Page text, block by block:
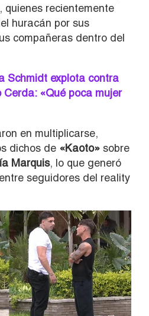
, quienes recientemente
huracán por sus
compañeras dentro del
Schmidt explota contra
«Qué poca mujer
en multiplicarse,
dichos de «Kaoto» sobre
Marquis, lo que generó
seguidores del reality